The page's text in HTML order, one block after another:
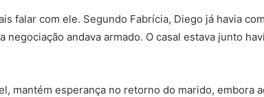
falar com ele. Segundo Fabrícia, Diego já havia
negociação andava armado. O casal estava junto
mantém esperança no retorno do marido, embora